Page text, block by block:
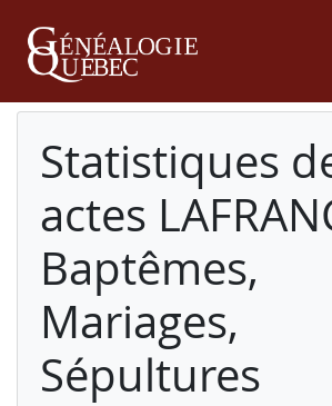
Statistiques
actes
Baptêmes,
Mariages,
Sépultures